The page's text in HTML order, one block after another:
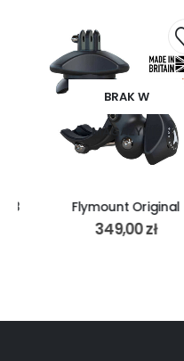
BRAK W
MAGAZYNIE
Flymount Original
349,00zł